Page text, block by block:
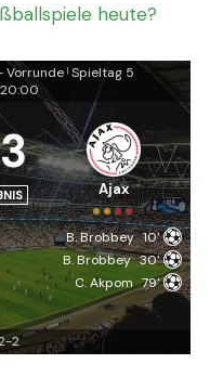
heute?
Vorrunde | Spieltag 5
20:00
3
Ajax
B. Brobbey 10'
B. Brobbey 30'
C. Akpom 79'
2